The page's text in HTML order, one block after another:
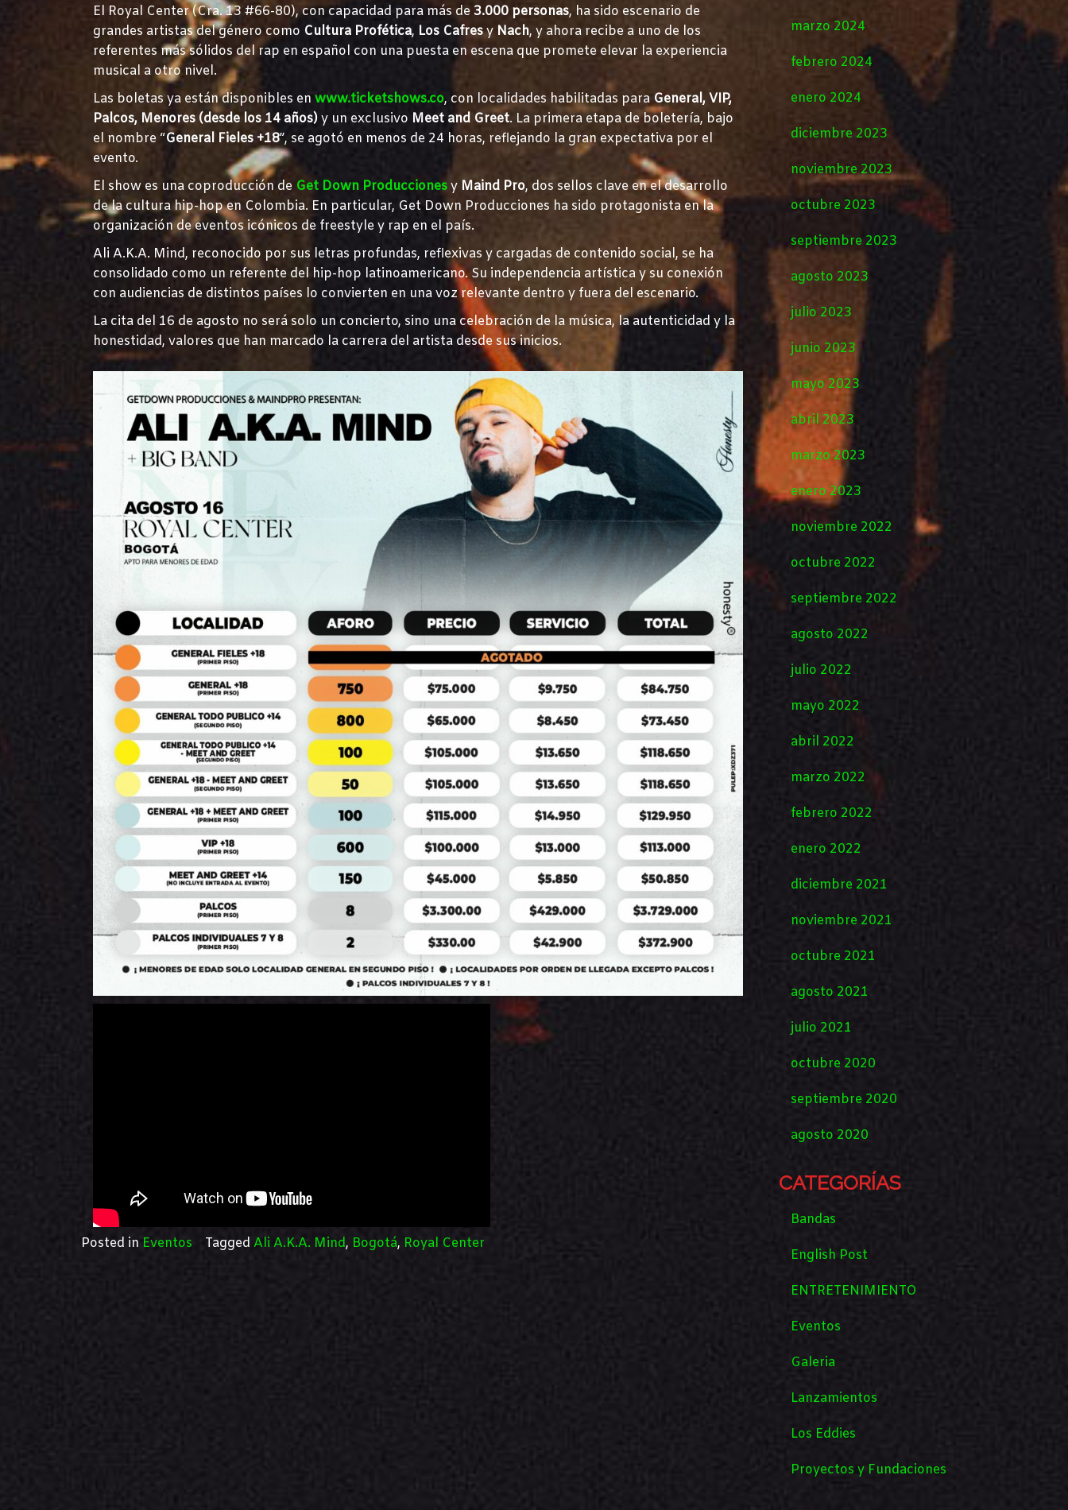
El Royal Center (Cra. 13 #66-80), con capacidad para más de 3.000 personas, ha sido escenario de
grandes artistas del género como Cultura Profética, Los Cafresy Nach, y ahora recibe a uno de los
referentes más sólidos del rap en español con una puesta en escena que promete elevar la experiencia
musical a otro nivel.
Las boletas ya están disponibles en www.ticketshows.co, con localidades habilitadas para General, VIP,
Palcos, Menores (desde los 14 años)y un exclusivo Meet and Greet. La primera etapa de boletería, bajo
el nombre “General Fieles +18”, se agotó en menos de 24 horas, reflejando la gran expectativa por el
evento.
El show es una coproducción de Get Down Produccionesy Maind Pro, dos sellos clave en el desarrollo
de la cultura hip-hop en Colombia. En particular, Get Down Producciones ha sido protagonista en la
organización de eventos icónicos de freestyle y rap en el país.
Ali A.K.A. Mind, reconocido por sus letras profundas, reflexivas y cargadas de contenido social, se ha
consolidado como un referente del hip-hop latinoamericano. Su independencia artística y su conexión
con audiencias de distintos países lo convierten en una voz relevante dentro y fuera del escenario.
La cita del 16 de agosto no será solo un concierto, sino una celebración de la música, la autenticidad y la
honestidad, valores que han marcado la carrera del artista desde sus inicios.
Posted in Eventos Tagged Ali A.K.A. Mind, Bogotá, Royal Center
marzo 2024
febrero 2024
enero 2024
diciembre 2023
noviembre 2023
octubre 2023
septiembre 2023
agosto 2023
julio 2023
junio 2023
mayo 2023
abril 2023
marzo 2023
enero 2023
noviembre 2022
octubre 2022
septiembre 2022
agosto 2022
julio 2022
mayo 2022
abril 2022
marzo 2022
febrero 2022
enero 2022
diciembre 2021
noviembre 2021
octubre 2021
agosto 2021
julio 2021
octubre 2020
septiembre 2020
agosto 2020
CATEGORÍAS
Bandas
English Post
ENTRETENIMIENTO
Eventos
Galeria
Lanzamientos
Los Eddies
Proyectos y Fundaciones